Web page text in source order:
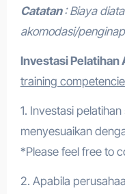
Catatan: Biaya
akomodasi/
Investasi Pelatihan
training
1. Investasi
menyesuaikan
*Please feel free to
2. Apabila